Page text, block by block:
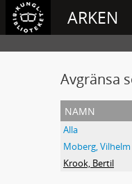
ARKEN
Avgränsa
namn
Alla
Moberg, Vilhelm
Krook, Bertil